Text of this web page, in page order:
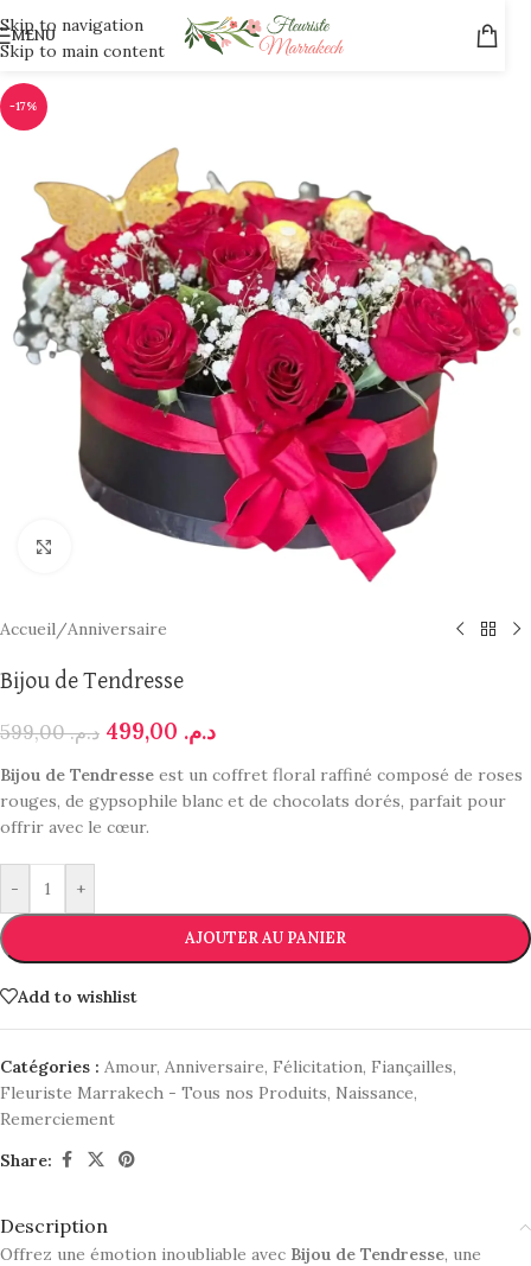
Skip to navigation
Skip to main content
MENU
-17%
Click to enlarge
Accueil/Anniversaire
Bijou de Tendresse
د.م.599,00 د.م.
Bijou de Tendresse est un coffret floral raffiné composé de roses
rouges, de gypsophile blanc et de chocolats dorés, parfait pour
offrir avec le cœur.
- +
AJOUTER AU PANIER
Add to wishlist
Catégories : Amour, Anniversaire, Félicitation, Fiançailles,
Fleuriste Marrakech - Tous nos Produits, Naissance,
Remerciement
Share:
Description
Offrez une émotion inoubliable avec Bijou de Tendresse, une